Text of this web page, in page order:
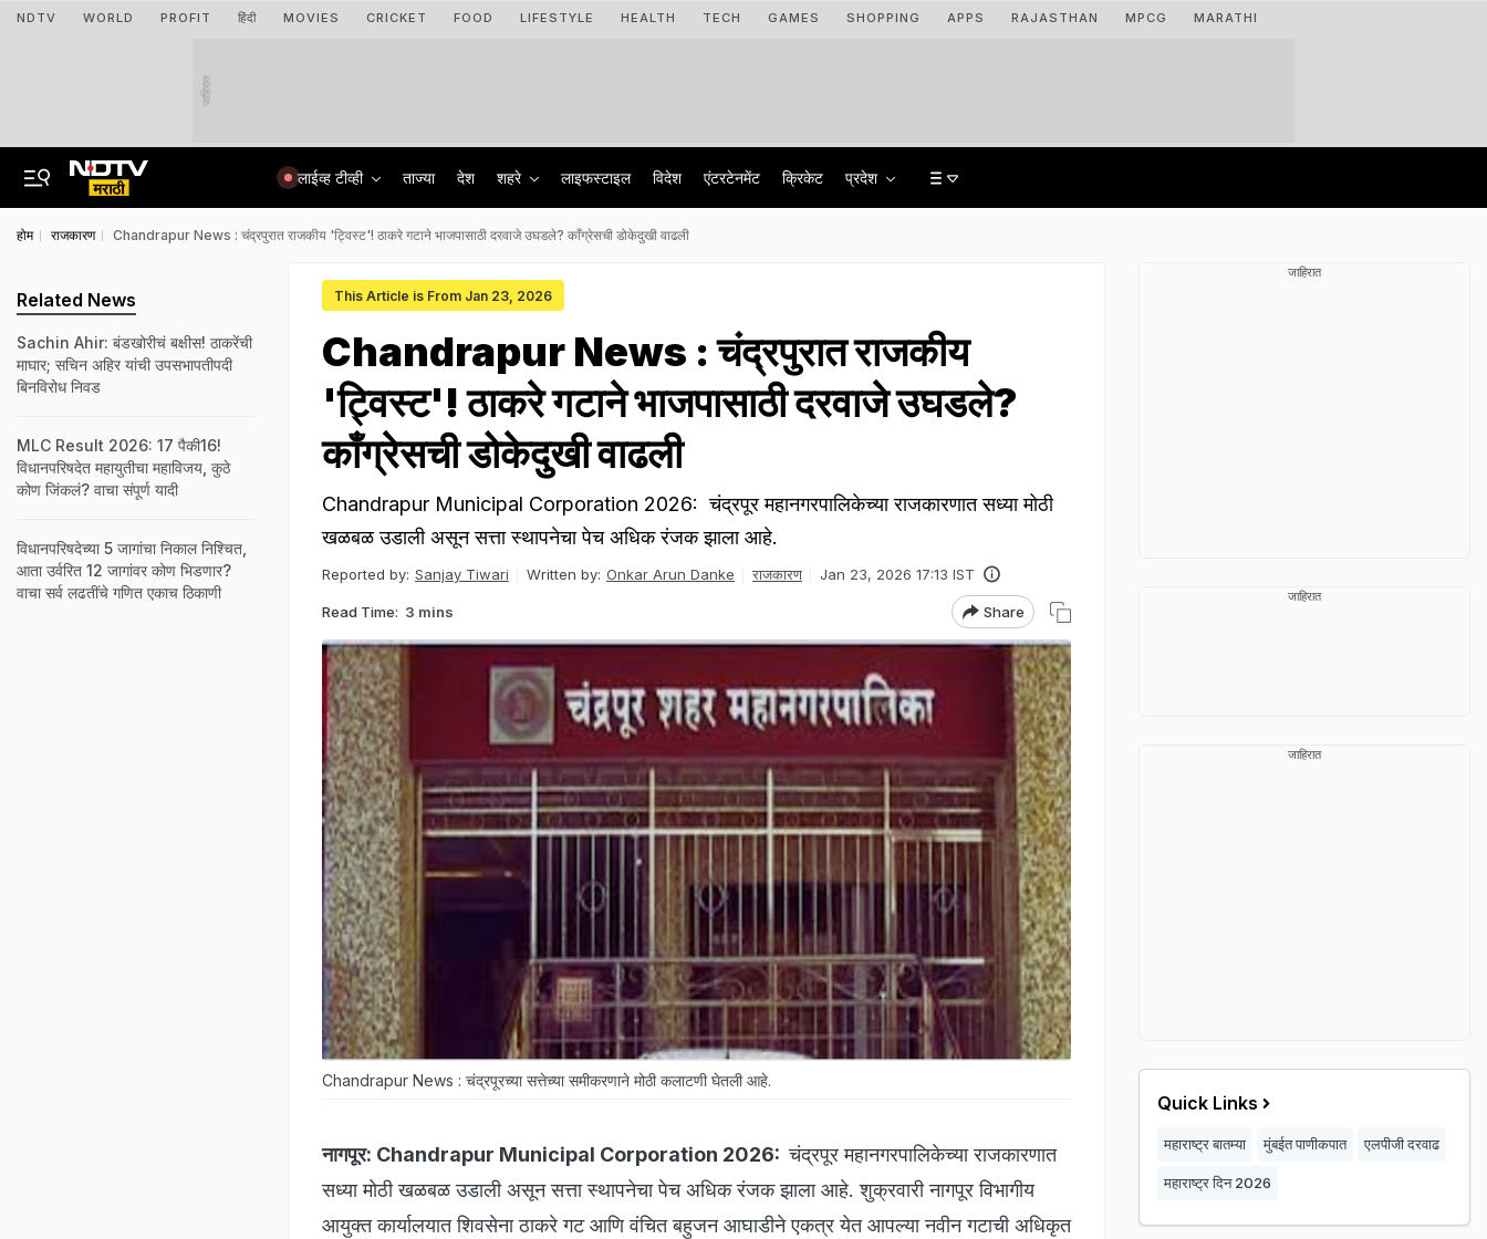
NDTV WORLD PROFIT हिंदी MOVIES CRICKET FOOD LIFESTYLE HEALTH TECH GAMES SHOPPING APPS RAJASTHAN MPCG MARATHI
जाहिरात
लाईव्ह टीव्ही ताज्या देश शहरे लाइफस्टाइल विदेश एंटरटेनमेंट क्रिकेट प्रदेश
होम राजकारण Chandrapur News : चंद्रपुरात राजकीय 'ट्विस्ट'! ठाकरे गटाने भाजपासाठी दरवाजे उघडले? काँग्रेसची डोकेदुखी वाढली
This Article is From Jan 23, 2026
Chandrapur News : चंद्रपुरात राजकीय
'ट्विस्ट'! ठाकरे गटाने भाजपासाठी दरवाजे उघडले?
काँग्रेसची डोकेदुखी वाढली
Chandrapur Municipal Corporation 2026: चंद्रपूर महानगरपालिकेच्या राजकारणात सध्या मोठी
खळबळ उडाली असून सत्ता स्थापनेचा पेच अधिक रंजक झाला आहे.
Reported by: Sanjay Tiwari Written by: Onkar Arun Danke राजकारण Jan 23, 2026 17:13 IST
Read Time: 3 mins Share
Chandrapur News : चंद्रपूरच्या सत्तेच्या समीकरणाने मोठी कलाटणी घेतली आहे.
नागपूर: Chandrapur Municipal Corporation 2026:चंद्रपूर महानगरपालिकेच्या राजकारणात
सध्या मोठी खळबळ उडाली असून सत्ता स्थापनेचा पेच अधिक रंजक झाला आहे. शुक्रवारी नागपूर विभागीय
आयुक्त कार्यालयात शिवसेना ठाकरे गट आणि वंचित बहुजन आघाडीने एकत्र येत आपल्या नवीन गटाची अधिकृत
Related News
Sachin Ahir: बंडखोरीचं बक्षीस! ठाकरेंची
माघार; सचिन अहिर यांची उपसभापतीपदी
बिनविरोध निवड
MLC Result 2026: 17 पैकी16!
विधानपरिषदेत महायुतीचा महाविजय, कुठे
कोण जिंकलं? वाचा संपूर्ण यादी
विधानपरिषदेच्या 5 जागांचा निकाल निश्चित,
आता उर्वरित 12 जागांवर कोण भिडणार?
वाचा सर्व लढतींचे गणित एकाच ठिकाणी
जाहिरात
जाहिरात
जाहिरात
Quick Links
महाराष्ट्र बातम्या मुंबईत पाणीकपात एलपीजी दरवाढ
महाराष्ट्र दिन 2026